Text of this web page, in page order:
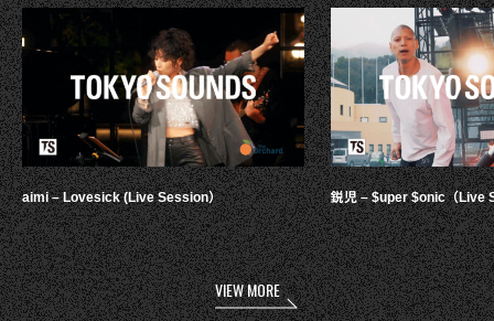
aimi – Lovesick (Live Session） 鋭児 – $uper $onic（Live
VIEW MORE